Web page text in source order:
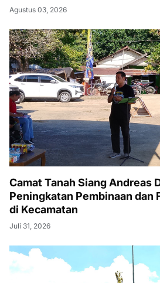
Agustus 03, 2026
Camat Tanah Siang Andreas
Peningkatan Pembinaan dan
di Kecamatan
Juli 31, 2026